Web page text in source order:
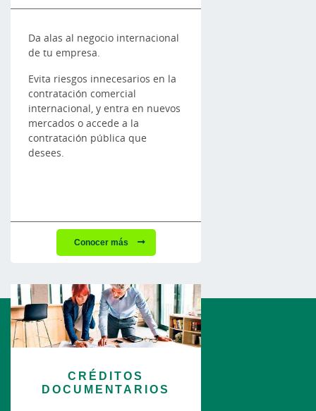
Da alas al negocio internacional
de tu empresa.
Evita riesgos innecesarios en la
contratación comercial
internacional, y entra en nuevos
mercados o accede a la
contratación pública que
desees.
Conocer más
CRÉDITOS
DOCUMENTARIOS